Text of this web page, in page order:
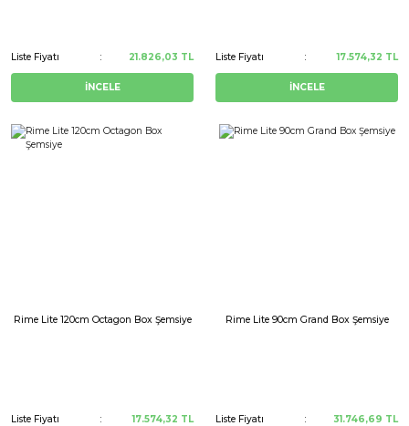
Liste Fiyatı 21.826,03 TL
İNCELE
Liste Fiyatı 17.574,32 TL
İNCELE
Rime Lite 120cm Octagon Box Şemsiye
Liste Fiyatı 17.574,32 TL
Rime Lite 90cm Grand Box Şemsiye
Liste Fiyatı 31.746,69 TL